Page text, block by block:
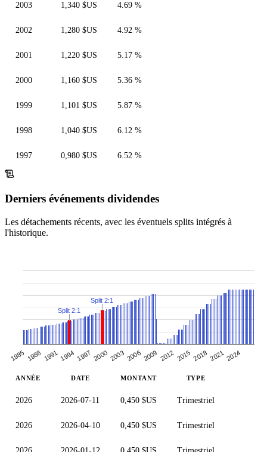
2003 1,340 $US 4.69 %
2002 1,280 $US 4.92 %
2001 1,220 $US 5.17 %
2000 1,160 $US 5.36 %
1999 1,101 $US 5.87 %
1998 1,040 $US 6.12 %
1997 0,980 $US 6.52 %
Derniers événements dividendes
Les détachements récents, avec les éventuels splits intégrés à
l'historique.
1985 1988 1991 1994 1997 2000 20032006 2009 2012 2015 201820212024
Split 2:1
Split 2:1
ANNÉE DATE MONTANT TYPE
2026 2026-07-11 0,450 $US Trimestriel
2026 2026-04-10 0,450 $US Trimestriel